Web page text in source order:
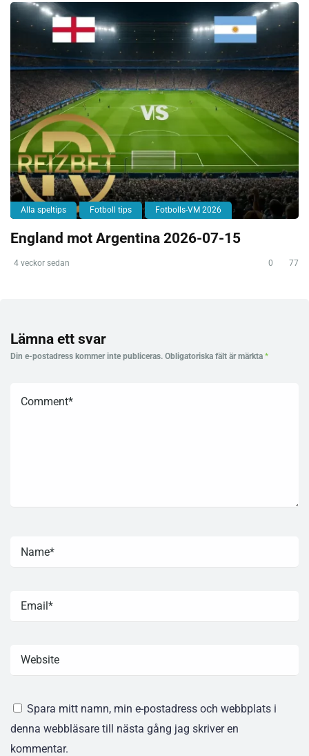
Alla speltips Fotboll tips Fotbolls-VM 2026
England mot Argentina 2026-07-15
4 veckor sedan 0 77
Lämna ett svar
Din e-postadress kommer inte publiceras. Obligatoriska fält är märkta *
Spara mitt namn, min e-postadress och webbplats i
denna webbläsare till nästa gång jag skriver en
kommentar.